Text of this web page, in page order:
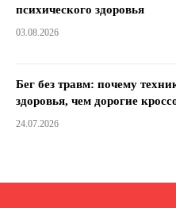
психического здоровья
03.08.2026
Бег без травм: почему
здоровья, чем дорогие
24.07.2026